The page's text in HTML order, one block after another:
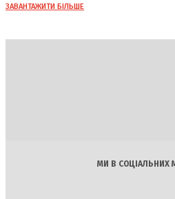
ЗАВАНТАЖИТИ БІЛЬШЕ
МИ В СОЦІАЛЬНИХ